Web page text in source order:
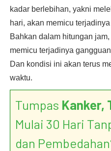
kadar berlebihan, yakni
hari, akan memicu
Bahkan dalam hitungan
memicu terjadinya
Dan kondisi ini akan terus
waktu.
Tumpas Kanker,
Mulai 30 Hari
dan